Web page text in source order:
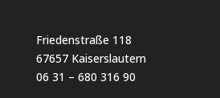
Friedenstraße 118
67657 Kaiserslautern
06 31 – 680 316 90